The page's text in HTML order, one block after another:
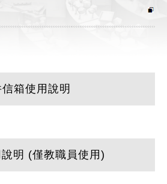
箱使用說明
明 (僅教職員使用)